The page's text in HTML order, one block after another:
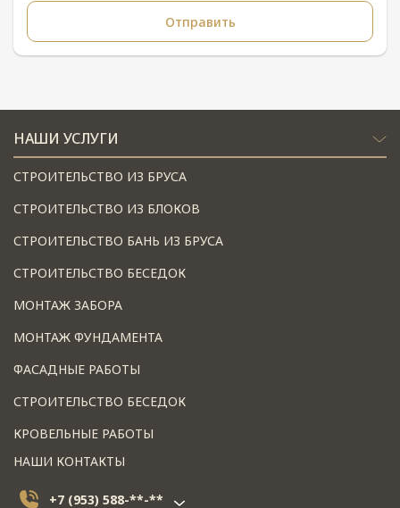
НАШИ УСЛУГИ
СТРОИТЕЛЬСТВО ИЗ БРУСА
СТРОИТЕЛЬСТВО ИЗ БЛОКОВ
СТРОИТЕЛЬСТВО БАНЬ ИЗ БРУСА
СТРОИТЕЛЬСТВО БЕСЕДОК
МОНТАЖ ЗАБОРА
МОНТАЖ ФУНДАМЕНТА
ФАСАДНЫЕ РАБОТЫ
СТРОИТЕЛЬСТВО БЕСЕДОК
КРОВЕЛЬНЫЕ РАБОТЫ
НАШИ КОНТАКТЫ
+7 (953) 588-**-**